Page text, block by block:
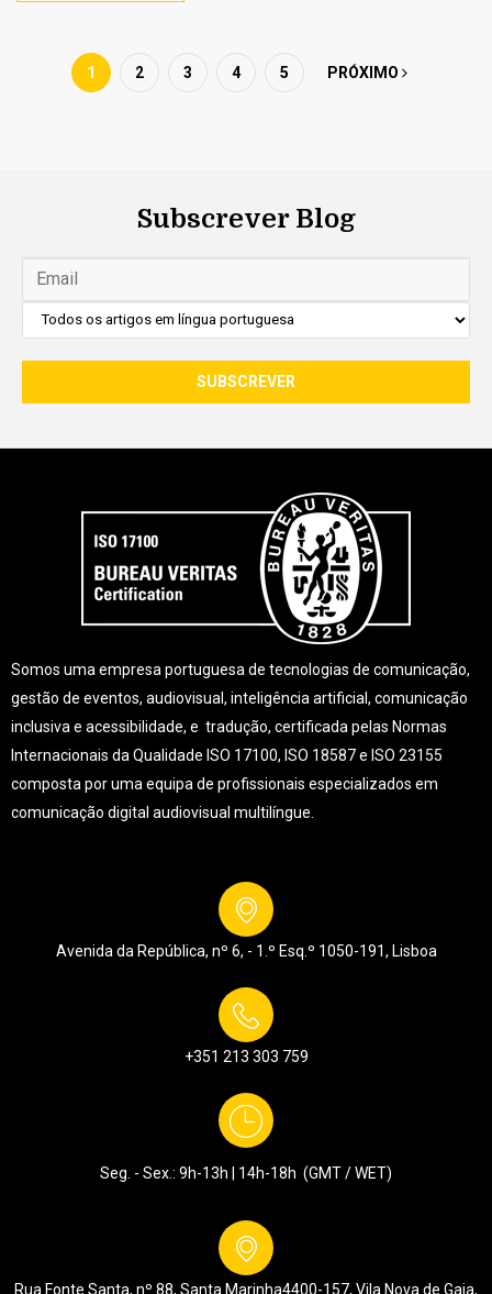
1 2 3 4 5 PRÓXIMO
Subscrever Blog
Somos uma empresa portuguesa de tecnologias de comunicação,
gestão de eventos, audiovisual, inteligência artificial, comunicação
inclusiva e acessibilidade, e tradução, certificada pelas Normas
Internacionais da Qualidade ISO 17100, ISO 18587 e ISO 23155
composta por uma equipa de profissionais especializados em
comunicação digital audiovisual multilíngue.
Avenida da República, nº 6, - 1.º Esq.º 1050-191, Lisboa
+351 213 303 759
Seg. - Sex.: 9h-13h | 14h-18h (GMT / WET)
Rua Fonte Santa, nº 88, Santa Marinha4400-157, Vila Nova de Gaia,